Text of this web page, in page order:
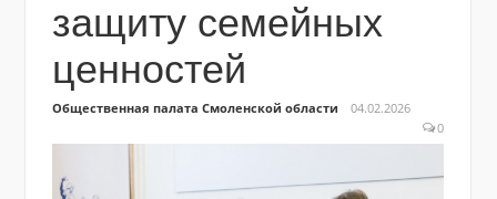
защиту семейных
ценностей
Общественная палата Смоленской области
04.02.2026
0